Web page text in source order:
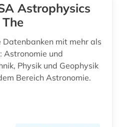
physikalische chemie (1)
Astrophysics
mit mehr als
Astronomie und
Physik und Geophysik
Bereich Astronomie.